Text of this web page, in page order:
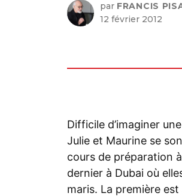
par FRANCIS
12 février 2012
Difficile d’imaginer
Julie et Maurine se
cours de préparation à
dernier à Dubai où
maris. La première est